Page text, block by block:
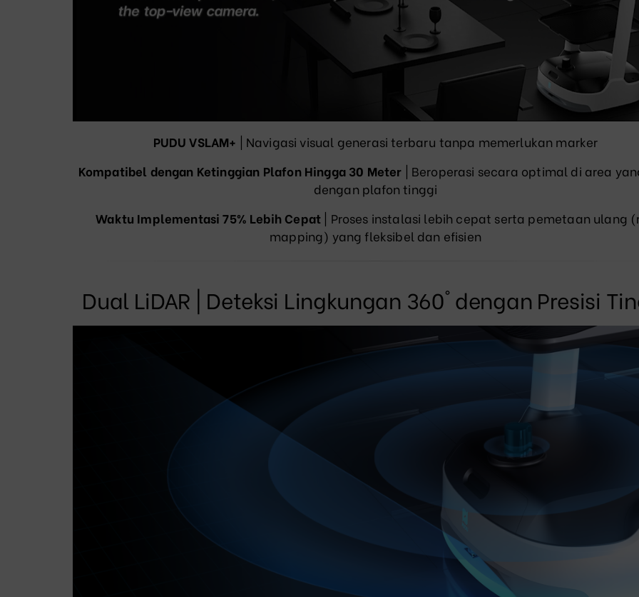
PUDU VSLAM+ | Navigasi visual generasi terbaru tanpa memerlukan marker
Kompatibel dengan Ketinggian Plafon Hingga 30 Meter | Beroperasi secara optimal di area
dengan plafon tinggi
Waktu Implementasi 75% Lebih Cepat | Proses instalasi lebih cepat serta pemetaan ulang
mapping) yang fleksibel dan efisien
Dual LiDAR | Deteksi Lingkungan 360° dengan Presisi